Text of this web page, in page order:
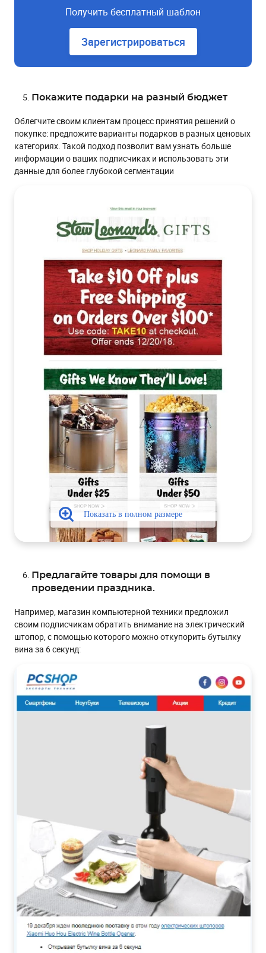
Получить бесплатный шаблон
Зарегистрироваться
Покажите подарки на разный бюджет
Облегчите своим клиентам процесс принятия решений о
покупке: предложите варианты подарков в разных ценовых
категориях. Такой подход позволит вам узнать больше
информации о ваших подписчиках и использовать эти
данные для более глубокой сегментации
Предлагайте товары для помощи в
проведении праздника.
Например, магазин компьютерной техники предложил
своим подписчикам обратить внимание на электрический
штопор, с помощью которого можно откупорить бутылку
вина за 6 секунд: